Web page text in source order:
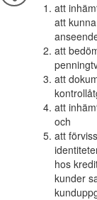
att
att
att
att
att
och
att
hos
kunder